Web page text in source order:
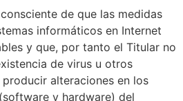
de que las medidas
informáticos en Internet
y que, por tanto el Titular no
de virus u otros
alteraciones en los
y hardware) del